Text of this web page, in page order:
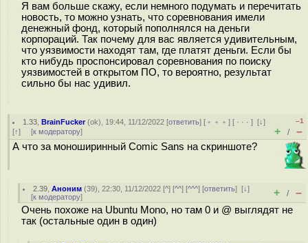
Я вам больше скажу, если немного подумать и перечитать
новость, то можно узнать, что соревнования имели
денежный фонд, который пополнялся на деньги
корпораций. Так почему для вас является удивительным,
что уязвимости находят там, где платят деньги. Если бы
кто нибудь проспонсировал соревнования по поиску
уязвимостей в открытом ПО, то вероятно, результат
сильно бы нас удивил.
1.33 ,BrainFucker(ok), 19:44, 11/12/2022 [ответить] [ ﹢﹢﹢] [ · · ·][↓]
[↑] [к модератору]
–1
+ / –
А что за моноширинный Comic Sans на скриншоте?
2.39 ,Аноним (39), 22:30, 11/12/2022 [^] [^^] [^^^] [ответить][↓]
[к модератору] + / –
Очень похоже на Ubuntu Mono, но там 0 и @ выглядят не
так (остальные один в один)